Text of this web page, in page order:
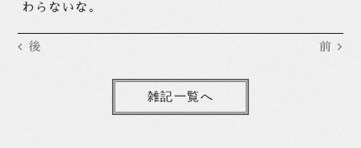
わらないな。
後 前
雑記一覧へ